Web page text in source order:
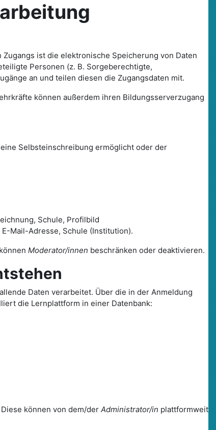
ist die elektronische Speicherung von Daten
Personen (z. B. Sorgeberechtigte,
an und teilen diesen die Zugangsdaten mit.
können außerdem ihren Bildungsserverzugang
Selbsteinschreibung ermöglicht oder der
Schule, Profilbild
Mail-Adresse, Schule (Institution).
Moderator/innen beschränken oder deaktivieren.
Daten verarbeitet. Über die in der Anmeldung
die Lernplattform in einer Datenbank:
können von dem/der Administrator/in plattformweit